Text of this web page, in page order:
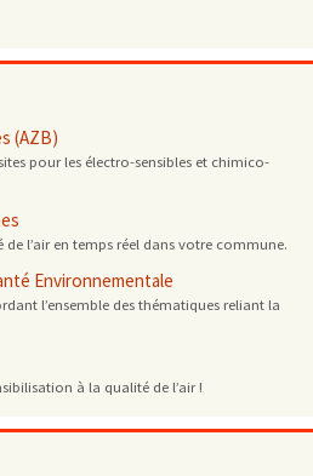
(AZB)
pour les électro-sensibles et chimico-
de l’air en temps réel dans votre commune.
Environnementale
l’ensemble des thématiques reliant la
à la qualité de l’air !